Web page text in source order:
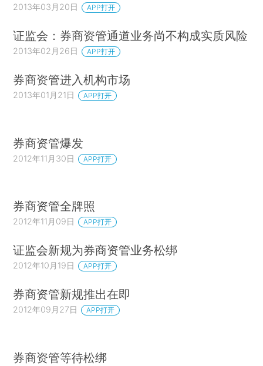
2013年03月20日 APP打开
证监会：券商资管通道业务尚不构成实质风险
2013年02月26日 APP打开
券商资管进入机构市场
2013年01月21日 APP打开
券商资管爆发
2012年11月30日 APP打开
券商资管全牌照
2012年11月09日 APP打开
证监会新规为券商资管业务松绑
2012年10月19日 APP打开
券商资管新规推出在即
2012年09月27日 APP打开
券商资管等待松绑